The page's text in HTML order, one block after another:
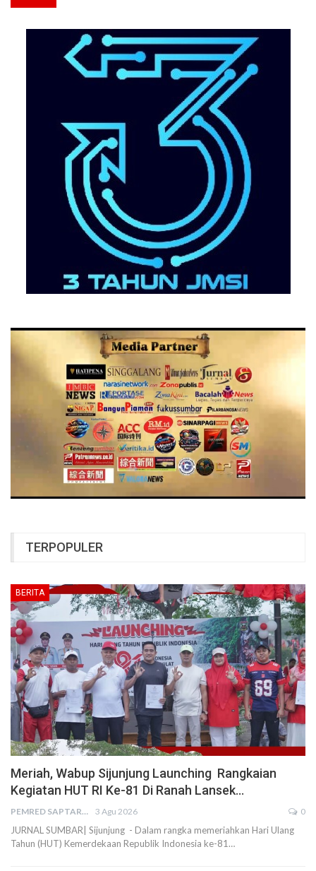
TERPOPULER
BERITA
Meriah, Wabup Sijunjung Launching Rangkaian
Kegiatan HUT RI Ke-81 Di Ranah Lansek…
PEMRED SAPTARIUS 3 Agu 2026 0
JURNAL SUMBAR| Sijunjung - Dalam rangka memeriahkan Hari Ulang
Tahun (HUT) Kemerdekaan Republik Indonesia ke-81…